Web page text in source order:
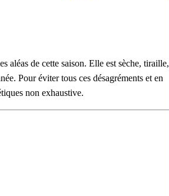
aléas de cette saison. Elle est sèche, tiraille,
Pour éviter tous ces désagréments et en
non exhaustive.